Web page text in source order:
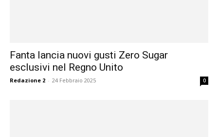
Fanta lancia nuovi gusti Zero Sugar
esclusivi nel Regno Unito
Redazione 2 - 24 Febbraio 2025 0